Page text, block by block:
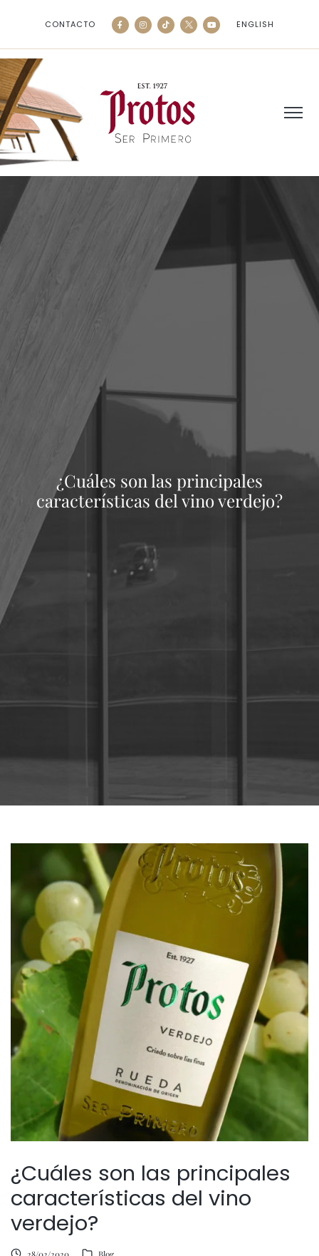
CONTACTO ENGLISH
¿Cuáles son las principales
características del vino verdejo?
¿Cuáles son las principales
características del vino
verdejo?